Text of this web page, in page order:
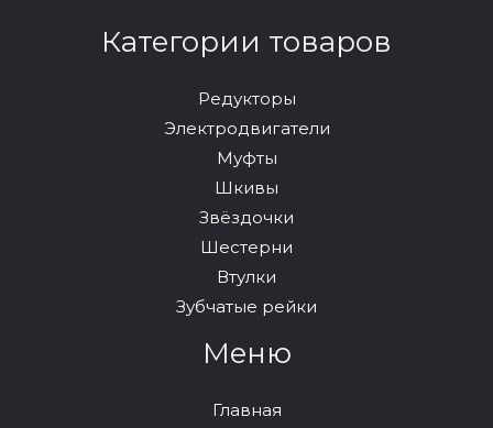
Категории товаров
Редукторы
Электродвигатели
Муфты
Шкивы
Звёздочки
Шестерни
Втулки
Зубчатые рейки
Меню
Главная